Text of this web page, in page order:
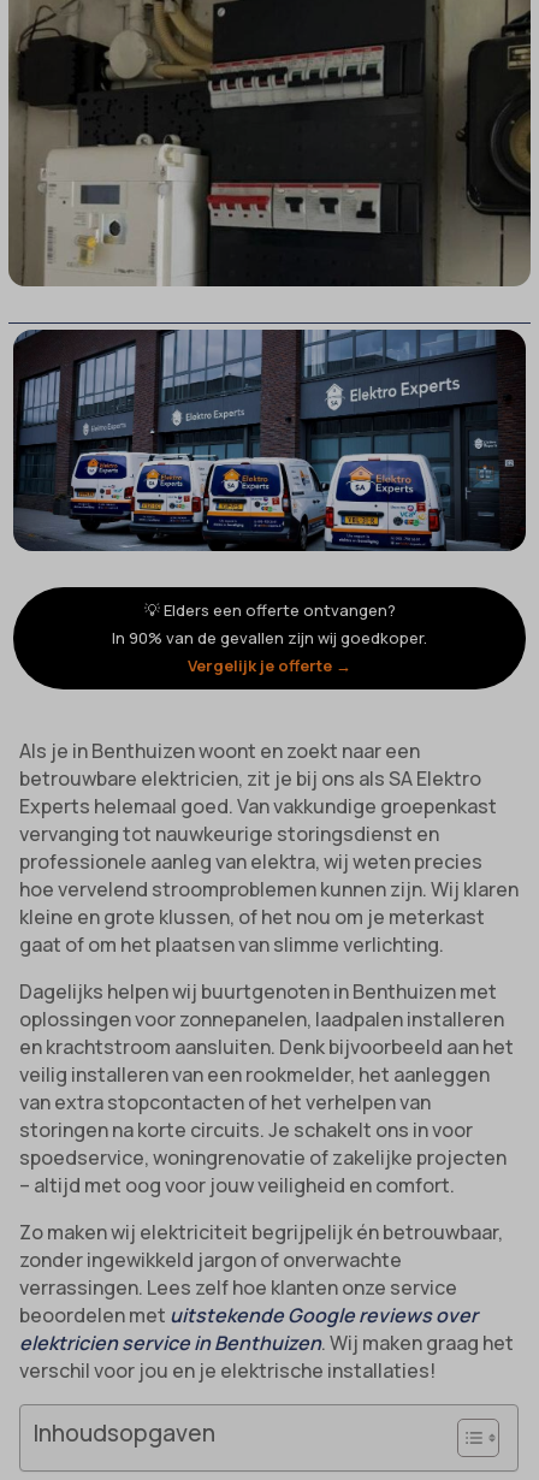
💡 Elders een offerte ontvangen?
In 90% van de gevallen zijn wij goedkoper.
Vergelijk je offerte →
Als je in Benthuizen woont en zoekt naar een
betrouwbare elektricien, zit je bij ons als SA Elektro
Experts helemaal goed. Van vakkundige groepenkast
vervanging tot nauwkeurige storingsdienst en
professionele aanleg van elektra, wij weten precies
hoe vervelend stroomproblemen kunnen zijn. Wij klaren
kleine en grote klussen, of het nou om je meterkast
gaat of om het plaatsen van slimme verlichting.
Dagelijks helpen wij buurtgenoten in Benthuizen met
oplossingen voor zonnepanelen, laadpalen installeren
en krachtstroom aansluiten. Denk bijvoorbeeld aan het
veilig installeren van een rookmelder, het aanleggen
van extra stopcontacten of het verhelpen van
storingen na korte circuits. Je schakelt ons in voor
spoedservice, woningrenovatie of zakelijke projecten
– altijd met oog voor jouw veiligheid en comfort.
Zo maken wij elektriciteit begrijpelijk én betrouwbaar,
zonder ingewikkeld jargon of onverwachte
verrassingen. Lees zelf hoe klanten onze service
beoordelen met uitstekende Google reviews over
elektricien service in Benthuizen. Wij maken graag het
verschil voor jou en je elektrische installaties!
Inhoudsopgaven